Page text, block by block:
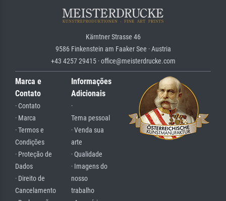
Kärntner Strasse 46
9586 Finkenstein am Faaker See · Austria
+43 4257 29415 · office@meisterdrucke.com
Marca e
Contato
· Contato
· Marca
· Termos e
Condições
· Proteção de
Dados
· Direito de
Cancelamento
Informações
Adicionais
·
Tema pessoal
· Venda sua
arte
· Qualidade
· Imagens do
nosso
trabalho